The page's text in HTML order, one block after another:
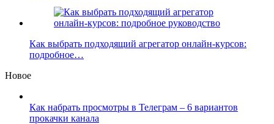
Как выбрать подходящий агрегатор онлайн-курсов:
подробное…
Новое
Как набрать просмотры в Телеграм – 6 вариантов
прокачки канала